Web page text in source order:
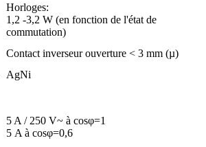
Horloges:
1,2 -3,2 W (en fonction de l'état de
commutation)
Contact inverseur ouverture < 3 mm (µ)
AgNi
5 A / 250 V~ à cosφ=1
5 A à cosφ=0,6